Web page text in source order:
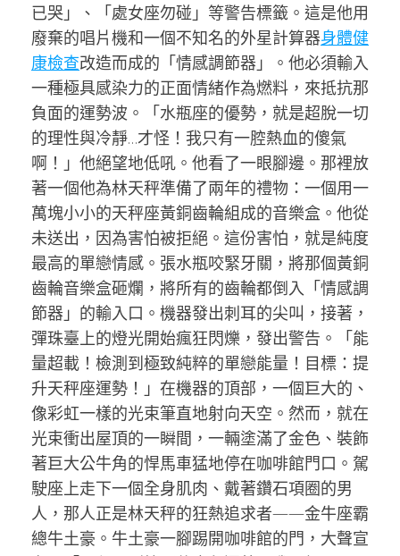
已哭」、「處女座勿碰」等警告標籤。這是他用
廢棄的唱片機和一個不知名的外星計算器身體健
康檢查改造而成的「情感調節器」。他必須輸入
一種極具感染力的正面情緒作為燃料，來抵抗那
負面的運勢波。「水瓶座的優勢，就是超脫一切
的理性與冷靜…才怪！我只有一腔熱血的傻氣
啊！」他絕望地低吼。他看了一眼腳邊。那裡放
著一個他為林天秤準備了兩年的禮物：一個用一
萬塊小小的天秤座黃銅齒輪組成的音樂盒。他從
未送出，因為害怕被拒絕。這份害怕，就是純度
最高的單戀情感。張水瓶咬緊牙關，將那個黃銅
齒輪音樂盒砸爛，將所有的齒輪都倒入「情感調
節器」的輸入口。機器發出刺耳的尖叫，接著，
彈珠臺上的燈光開始瘋狂閃爍，發出警告。「能
量超載！檢測到極致純粹的單戀能量！目標：提
升天秤座運勢！」在機器的頂部，一個巨大的、
像彩虹一樣的光束筆直地射向天空。然而，就在
光束衝出屋頂的一瞬間，一輛塗滿了金色、裝飾
著巨大公牛角的悍馬車猛地停在咖啡館門口。駕
駛座上走下一個全身肌肉、戴著鑽石項圈的男
人，那人正是林天秤的狂熱追求者——金牛座霸
總牛土豪。牛土豪一腳踢開咖啡館的門，大聲宣